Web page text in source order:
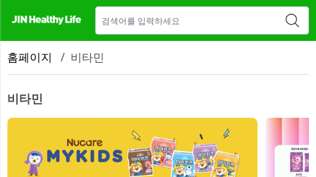
장 안내 새소식 CONTACT US
홈페이지 / 비타민
비타민